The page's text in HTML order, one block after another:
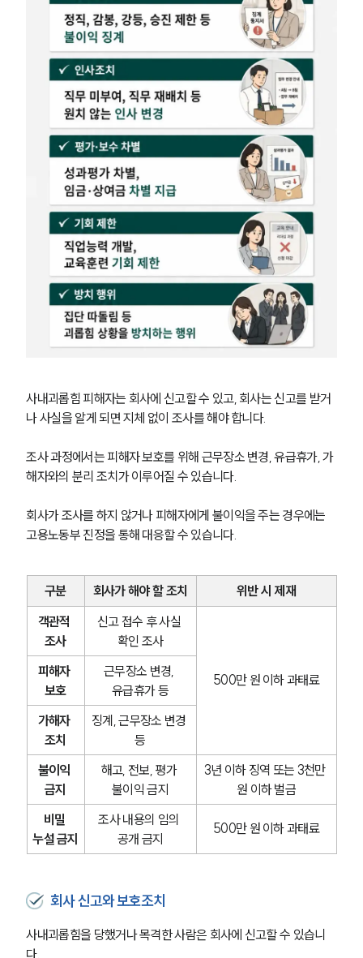
그룹소개
대륜의 강점
오시는 길
글로벌 파트너 로펌
고객의 소리
통합검색
AI대륜
업무사례
형사 주요 업무사례
사례분석/최신동향
형사 법률정보
법률지식인
형사소송·상담후기
업무분야
사내괴롭힘 피해자는 회사에 신고할 수 있고, 회사는 신고를 받거
나 사실을 알게 되면 지체 없이 조사를 해야 합니다.
조사 과정에서는 피해자 보호를 위해 근무장소 변경, 유급휴가, 가
해자와의 분리 조치가 이루어질 수 있습니다.
회사가 조사를 하지 않거나 피해자에게 불이익을 주는 경우에는
고용노동부 진정을 통해 대응할 수 있습니다.
구분 회사가 해야 할 조치
위반 시 제재
객관적
조사
신고 접수 후 사실
확인 조사
500만 원 이하 과태료
피해자
보호
근무장소 변경,
유급휴가 등
가해자
조치
징계, 근무장소 변경
등
불이익
금지
해고, 전보, 평가
불이익 금지
3년 이하 징역 또는 3천만
원 이하 벌금
비밀
누설 금지
조사 내용의 임의
공개 금지
500만 원 이하 과태료
회사 신고와 보호조치
사내괴롭힘을 당했거나 목격한 사람은 회사에 신고할 수 있습니
다.